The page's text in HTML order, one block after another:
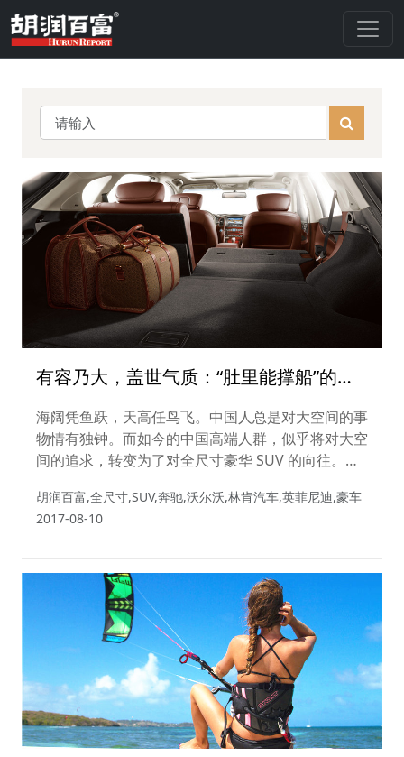
有容乃大，盖世气质：“肚里能撑船”的大
型SUV
海阔凭鱼跃，天高任鸟飞。中国人总是对大空间的事
物情有独钟。而如今的中国高端人群，似乎将对大空
间的追求，转变为了对全尺寸豪华 SUV 的向往。作
硬朗的外观、豪华的配置与强劲的动力，更是为车主
带来强大的气场，绝对称得上是“力拔山兮气盖世”的
胡润百富,全尺寸,SUV,奔驰,沃尔沃,林肯汽车,英菲尼迪,豪车
2017-08-10